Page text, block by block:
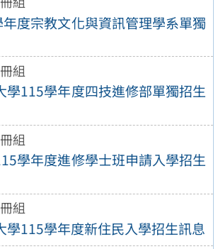
度宗教文化與資訊管理學系單獨
組
學115學年度四技進修部單獨招生
組
學年度進修學士班申請入學招生
組
學115學年度新住民入學招生訊息